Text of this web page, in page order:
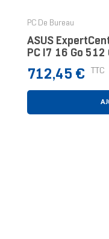
PC De Bureau
ASUS
PC I7 16 Go 512
Prix
712,45 € TTC